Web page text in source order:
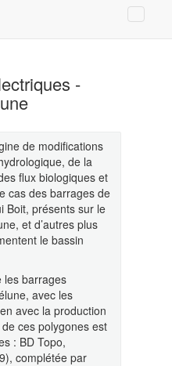
-
de modifications
de la
flux biologiques et
cas des barrages de
Boit, présents sur le
et d’autres plus
le bassin
les barrages
avec les
avec la production
ces polygones est
: BD Topo,
complétée par